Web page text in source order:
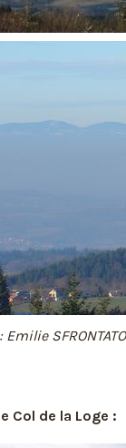
Col de la Loge :